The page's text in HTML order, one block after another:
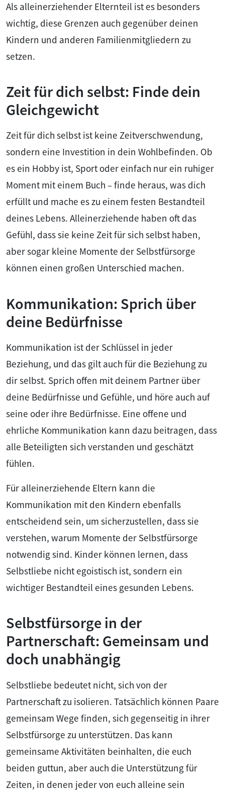
Als alleinerziehender Elternteil ist es besonders
wichtig, diese Grenzen auch gegenüber deinen
Kindern und anderen Familienmitgliedern zu
setzen.
Zeit für dich selbst: Finde dein
Gleichgewicht
Zeit für dich selbst ist keine Zeitverschwendung,
sondern eine Investition in dein Wohlbefinden. Ob
es ein Hobby ist, Sport oder einfach nur ein ruhiger
Moment mit einem Buch – finde heraus, was dich
erfüllt und mache es zu einem festen Bestandteil
deines Lebens. Alleinerziehende haben oft das
Gefühl, dass sie keine Zeit für sich selbst haben,
aber sogar kleine Momente der Selbstfürsorge
können einen großen Unterschied machen.
Kommunikation: Sprich über
deine Bedürfnisse
Kommunikation ist der Schlüssel in jeder
Beziehung, und das gilt auch für die Beziehung zu
dir selbst. Sprich offen mit deinem Partner über
deine Bedürfnisse und Gefühle, und höre auch auf
seine oder ihre Bedürfnisse. Eine offene und
ehrliche Kommunikation kann dazu beitragen, dass
alle Beteiligten sich verstanden und geschätzt
fühlen.
Für alleinerziehende Eltern kann die
Kommunikation mit den Kindern ebenfalls
entscheidend sein, um sicherzustellen, dass sie
verstehen, warum Momente der Selbstfürsorge
notwendig sind. Kinder können lernen, dass
Selbstliebe nicht egoistisch ist, sondern ein
wichtiger Bestandteil eines gesunden Lebens.
Selbstfürsorge in der
Partnerschaft: Gemeinsam und
doch unabhängig
Selbstliebe bedeutet nicht, sich von der
Partnerschaft zu isolieren. Tatsächlich können Paare
gemeinsam Wege finden, sich gegenseitig in ihrer
Selbstfürsorge zu unterstützen. Das kann
gemeinsame Aktivitäten beinhalten, die euch
beiden guttun, aber auch die Unterstützung für
Zeiten, in denen jeder von euch alleine sein